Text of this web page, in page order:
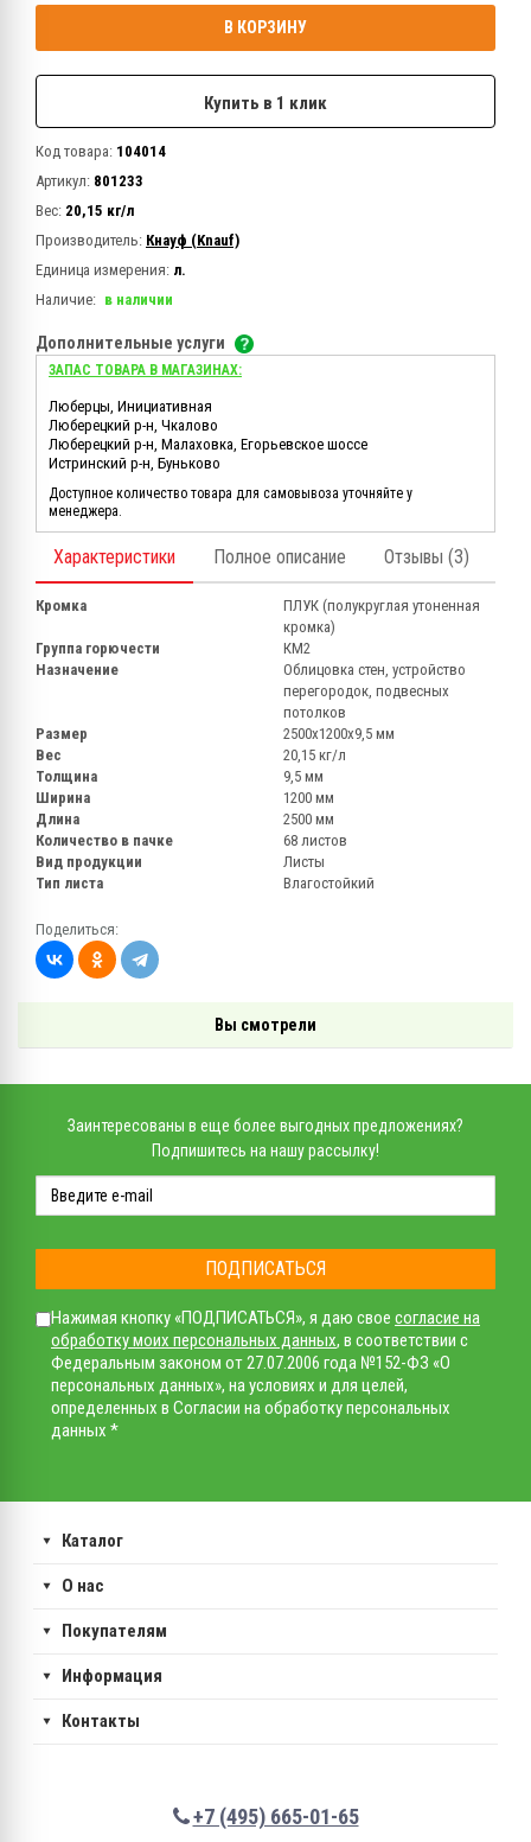
В КОРЗИНУ
Купить в 1 клик
Код товара: 104014
Артикул: 801233
Вес: 20,15 кг/л
Производитель: Кнауф (Knauf)
Единица измерения: л.
Наличие: в наличии
Дополнительные услуги
ЗАПАС ТОВАРА В МАГАЗИНАХ:
Люберцы, Инициативная
Люберецкий р-н, Чкалово
Люберецкий р-н, Малаховка, Егорьевское шоссе
Истринский р-н, Буньково
Доступное количество товара для самовывоза уточняйте у
менеджера.
Характеристики Полное описание Отзывы (3)
Кромка
ПЛУК (полукруглая утоненная
кромка)
Группа горючести
КМ2
Назначение
Облицовка стен, устройство
перегородок, подвесных
потолков
Размер
2500х1200х9,5 мм
Вес
20,15 кг/л
Толщина
9,5 мм
Ширина
1200 мм
Длина
2500 мм
Количество в пачке
68 листов
Вид продукции
Листы
Тип листа
Влагостойкий
Поделиться:
Вы смотрели
Заинтересованы в еще более выгодных предложениях?
Подпишитесь на нашу рассылку!
ПОДПИСАТЬСЯ
Нажимая кнопку «ПОДПИСАТЬСЯ», я даю свое согласие на
обработку моих персональных данных, в соответствии с
Федеральным законом от 27.07.2006 года №152-ФЗ «О
персональных данных», на условиях и для целей,
определенных в Согласии на обработку персональных
данных *
Каталог
О нас
Покупателям
Информация
Контакты
+7 (495) 665-01-65